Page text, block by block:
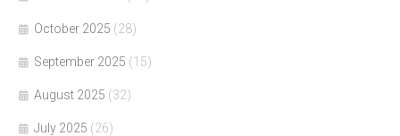
October 2025 (28)
September 2025 (15)
August 2025 (32)
July 2025 (26)